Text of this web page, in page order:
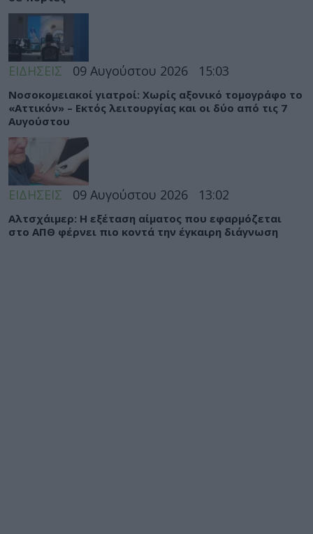
ΕΙΔΗΣΕΙΣ 09 Αυγούστου 2026 15:03
Νοσοκομειακοί γιατροί: Χωρίς αξονικό τομογράφο το
«Αττικόν» – Εκτός λειτουργίας και οι δύο από τις 7
Αυγούστου
ΕΙΔΗΣΕΙΣ 09 Αυγούστου 2026 13:02
Αλτσχάιμερ: Η εξέταση αίματος που εφαρμόζεται
στο ΑΠΘ φέρνει πιο κοντά την έγκαιρη διάγνωση